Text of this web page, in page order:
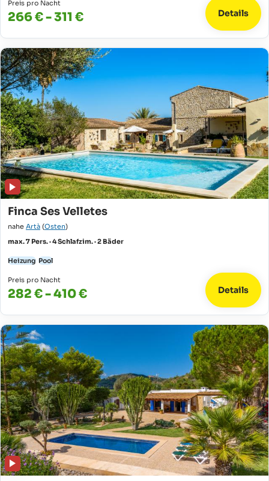
Preis pro Nacht
266 € - 311 € Details
Finca Ses Velletes
nahe Artà (Osten)
max. 7 Pers. · 4 Schlafzim. · 2 Bäder
Heizung Pool
Preis pro Nacht
282 € - 410 € Details